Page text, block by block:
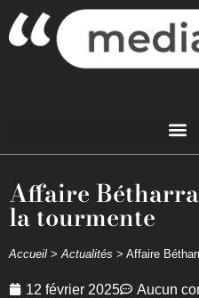
Affaire
la tourmente
Accueil > Actualités > Affaire
12 février 2025 Aucun